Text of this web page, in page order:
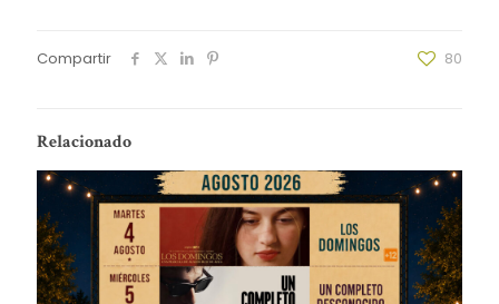
Compartir 80
Relacionado